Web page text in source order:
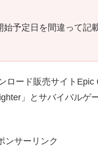
予定日を間違って記
ロード販売サイト
」とサバイバルゲ
ンサーリンク